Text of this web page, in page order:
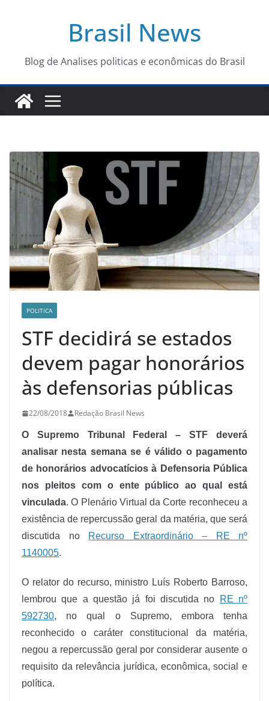
conteúdo
Brasil News
Blog de Analises politicas e econômicas do Brasil
POLITICA
STF decidirá se estados
devem pagar honorários
às defensorias públicas
22/08/2018 Redação Brasil News
O Supremo Tribunal Federal – STF deverá
analisar nesta semana se é válido o pagamento
de honorários advocatícios à Defensoria Pública
nos pleitos com o ente público ao qual está
vinculada. O Plenário Virtual da Corte reconheceu a
existência de repercussão geral da matéria, que será
discutida no
Recurso Extraordinário – RE nº
1140005.
O relator do recurso, ministro Luís Roberto Barroso,
lembrou que a questão já foi discutida no
RE nº
592730, no qual o Supremo, embora tenha
reconhecido o caráter constitucional da matéria,
negou a repercussão geral por considerar ausente o
requisito da relevância jurídica, econômica, social e
política.